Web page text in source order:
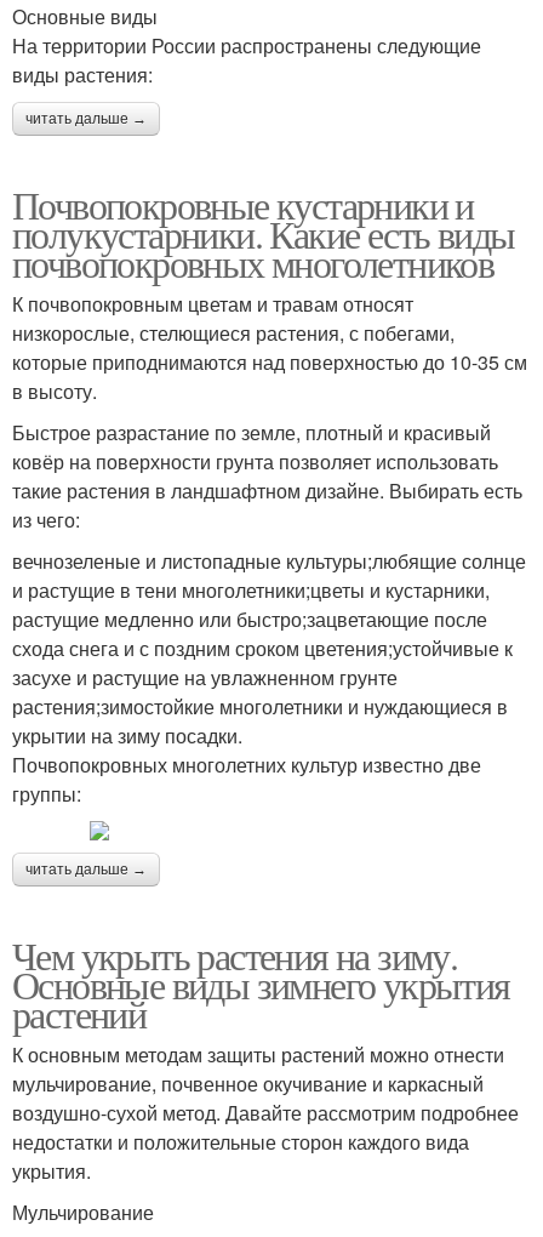
Основные виды
На территории России распространены следующие
виды растения:
читать дальше →
Почвопокровные кустарники и
полукустарники. Какие есть виды
почвопокровных многолетников
К почвопокровным цветам и травам относят
низкорослые, стелющиеся растения, с побегами,
которые приподнимаются над поверхностью до 10-35 см
в высоту.
Быстрое разрастание по земле, плотный и красивый
ковёр на поверхности грунта позволяет использовать
такие растения в ландшафтном дизайне. Выбирать есть
из чего:
вечнозеленые и листопадные культуры;любящие солнце
и растущие в тени многолетники;цветы и кустарники,
растущие медленно или быстро;зацветающие после
схода снега и с поздним сроком цветения;устойчивые к
засухе и растущие на увлажненном грунте
растения;зимостойкие многолетники и нуждающиеся в
укрытии на зиму посадки.
Почвопокровных многолетних культур известно две
группы:
читать дальше →
Чем укрыть растения на зиму.
Основные виды зимнего укрытия
растений
К основным методам защиты растений можно отнести
мульчирование, почвенное окучивание и каркасный
воздушно-сухой метод. Давайте рассмотрим подробнее
недостатки и положительные сторон каждого вида
укрытия.
Мульчирование